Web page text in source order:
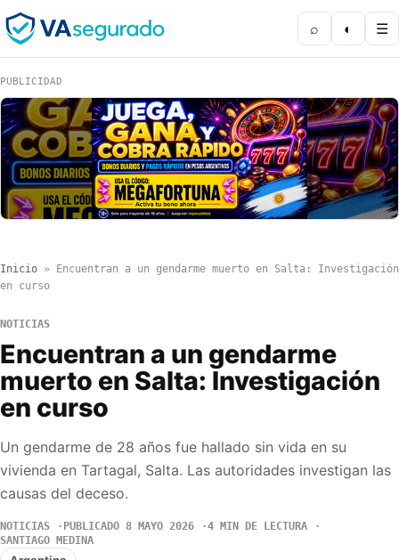
⌕ ◐ ☰
PUBLICIDAD
Inicio »
Encuentran a un gendarme muerto en Salta: Investigación
en curso
NOTICIAS
Encuentran a un gendarme
muerto en Salta: Investigación
en curso
Un gendarme de 28 años fue hallado sin vida en su
vivienda en Tartagal, Salta. Las autoridades investigan las
causas del deceso.
NOTICIAS PUBLICADO 8 MAYO 2026
4 MIN DE LECTURA
SANTIAGO MEDINA